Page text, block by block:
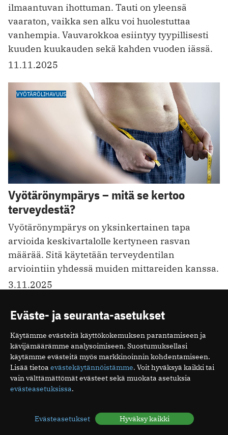
ilmaantuvan ihottuman. Tauti on yleensä
vaaraton, vaikka sen alku voi huolestuttaa
vanhempia. Vauvarokkoa esiintyy tyypillisesti
kuuden kuukauden sekä kahden vuoden iässä.
11.11.2025
VYÖTÄRÖLIHAVUUS
Vyötärönympärys – mitä se kertoo
terveydestä?
Vyötärönympärys on yksinkertainen tapa
arvioida keskivartalolle kertyneen rasvan
määrää. Sitä käytetään terveydentilan
arviointiin yhdessä muiden mittareiden kanssa.
3.11.2025
12345678910…83
VIIKON LUETUIMMAT
1 Dyspepsia tarkoittaa ylävatsaoireita
Ampiaisen pisto – näin hoidat pistoksen ja
tunnistat vakavan allergisen reaktion
Eväste- ja seuranta-asetukset
Käytämme evästeitä käyttökokemuksen parantamiseen ja
kävijämäärämme analysoimiseen. Suostumuksellasi
käytämme evästeitä myös markkinoinnin kohdentamiseen.
Lisää tietoa evästekäytännöistämme. Voit hyväksyä kaikki tai
vain välttämättömät evästeet sekä muokata asetuksia
evästeasetuksissa.
Evästeasetukset Hyväksy kaikki